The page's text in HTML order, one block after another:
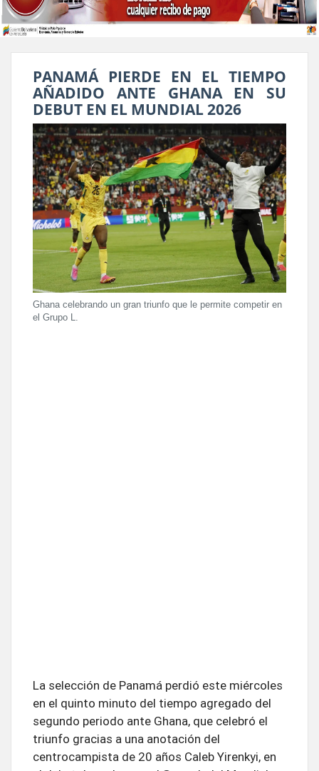
PANAMÁ PIERDE EN EL TIEMPO
AÑADIDO ANTE GHANA EN SU
DEBUT EN EL MUNDIAL 2026
Ghana celebrando un gran triunfo que le permite competir en
el Grupo L.
La selección de Panamá perdió este miércoles
en el quinto minuto del tiempo agregado del
segundo periodo ante Ghana, que celebró el
triunfo gracias a una anotación del
centrocampista de 20 años Caleb Yirenkyi, en